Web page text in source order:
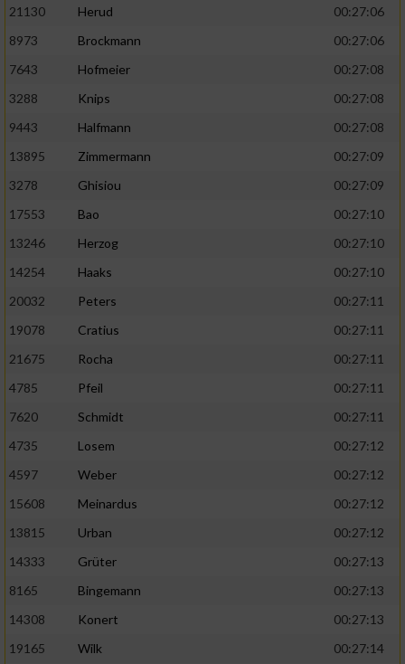
21130
Herud
00:27:06
8973
Brockmann
00:27:06
7643
Hofmeier
00:27:08
3288
Knips
00:27:08
9443
Halfmann
00:27:08
13895
Zimmermann
00:27:09
3278
Ghisiou
00:27:09
17553
Bao
00:27:10
13246
Herzog
00:27:10
14254
Haaks
00:27:10
20032
Peters
00:27:11
19078
Cratius
00:27:11
21675
Rocha
00:27:11
4785
Pfeil
00:27:11
7620
Schmidt
00:27:11
4735
Losem
00:27:12
4597
Weber
00:27:12
15608
Meinardus
00:27:12
13815
Urban
00:27:12
14333
Grüter
00:27:13
8165
Bingemann
00:27:13
14308
Konert
00:27:13
19165
Wilk 00:27:14